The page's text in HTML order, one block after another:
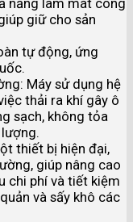
giữ cho sản
tự động, ứng
Máy sử dụng hệ
thải ra khí gây ô
sạch, không tỏa
thiết bị hiện đại,
giúp nâng cao
chi phí và tiết kiệm
và sấy khô các